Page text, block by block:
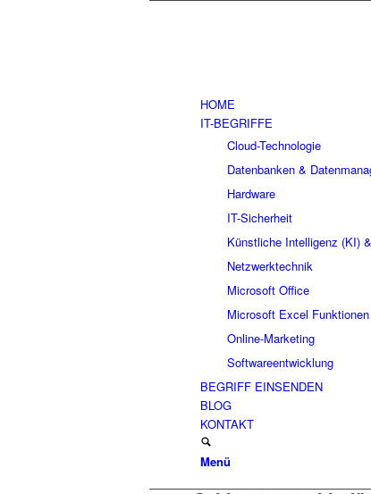
HOME
IT-BEGRIFFE
Cloud-Technologie
Datenbanken &
Hardware
IT-Sicherheit
Künstliche Intelligenz (KI)
Netzwerktechnik
Microsoft Office
Microsoft Excel Funktionen
Online-Marketing
Softwareentwicklung
BEGRIFF EINSENDEN
BLOG
KONTAKT
Menü